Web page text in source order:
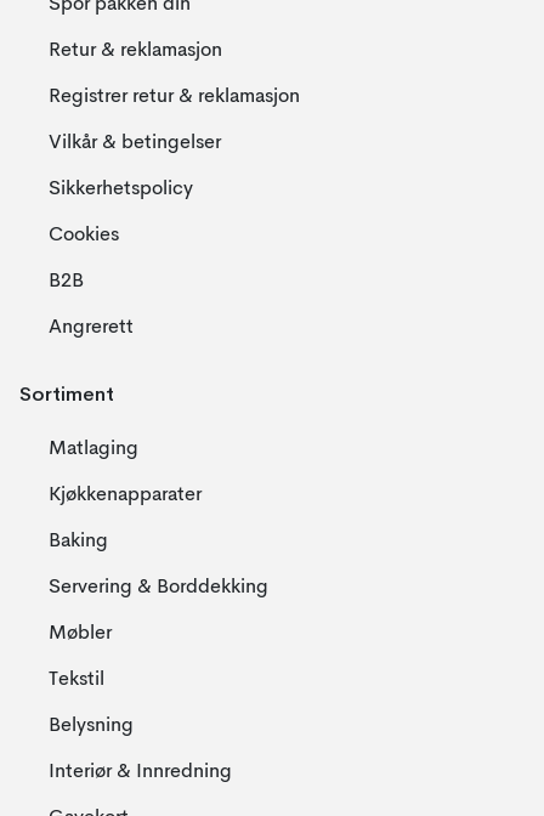
Spor pakken din
Retur & reklamasjon
Registrer retur & reklamasjon
Vilkår & betingelser
Sikkerhetspolicy
Cookies
B2B
Angrerett
Sortiment
Matlaging
Kjøkkenapparater
Baking
Servering & Borddekking
Møbler
Tekstil
Belysning
Interiør & Innredning